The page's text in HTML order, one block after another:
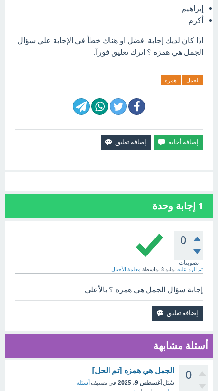
إبراهيم.
أكرم.
اذا كان لديك إجابة افضل او هناك خطأ في الإجابة علي سؤال
الجمل هي همزه ؟ اترك تعليق فورآ.
الجمل همزه
1 إجابة وحدة
0
تصويتات
تم الرد عليه يوليو 8 بواسطة معلمة الأجيال
إجابة سؤال الجمل هي همزه ؟ بالأعلى.
أسئلة مشابهة
0 الجمل هي همزه [تم الحل]
سُئل أغسطس 9، 2025 في تصنيف أسئلة